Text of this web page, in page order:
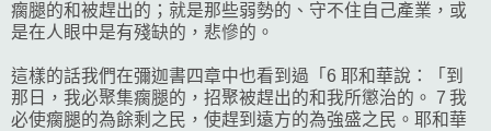
瘸腿的和被趕出的；就是那些弱勢的、守不住自己產業，或
是在人眼中是有殘缺的，悲慘的。
這樣的話我們在彌迦書四章中也看到過「6 耶和華說：「到
那日，我必聚集瘸腿的，招聚被趕出的和我所懲治的。 7 我
必使瘸腿的為餘剩之民，使趕到遠方的為強盛之民。耶和華